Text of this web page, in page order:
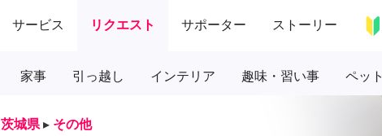
サービス リクエスト サポーター ストーリー
家事 引っ越し インテリア 趣味・習い事 ペット
茨城県 ▸ その他